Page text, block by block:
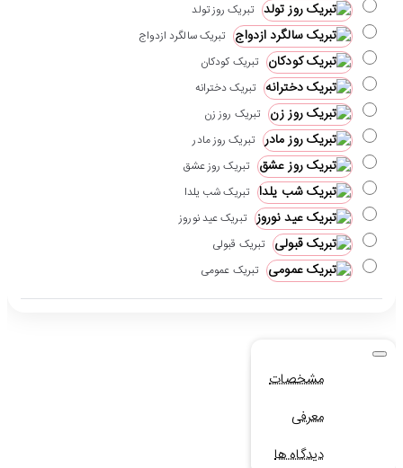
تبریک روز تولد
تبریک سالگرد ازدواج
تبریک کودکان
تبریک دخترانه
تبریک روز زن
تبریک روز مادر
تبریک روز عشق
تبریک شب یلدا
تبریک عید نوروز
تبریک قبولی
تبریک عمومی
مشخصات
معرفی
دیدگاه ها